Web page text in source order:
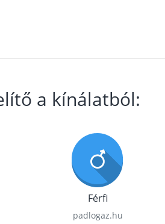
a kínálatból:
Férfi
padlogaz.hu